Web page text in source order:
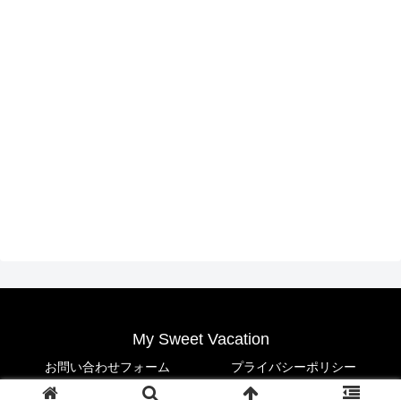
My Sweet Vacation
お問い合わせフォーム プライバシーポリシー